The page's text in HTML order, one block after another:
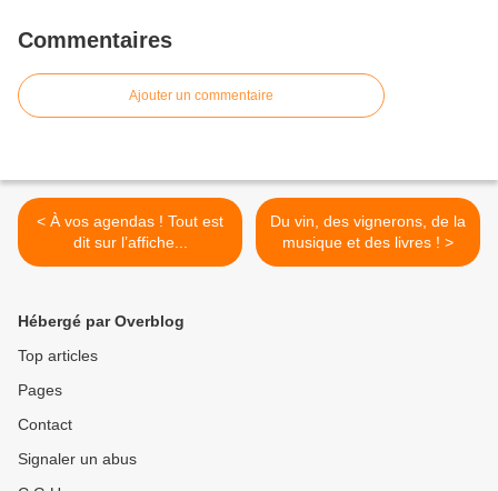
Commentaires
Ajouter un commentaire
< À vos agendas ! Tout est
dit sur l’affiche...
Du vin, des vignerons, de la
musique et des livres ! >
Hébergé par Overblog
Top articles
Pages
Contact
Signaler un abus